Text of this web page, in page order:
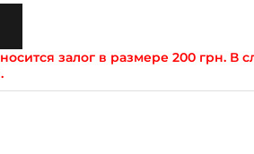
залог в размере 200 грн. В